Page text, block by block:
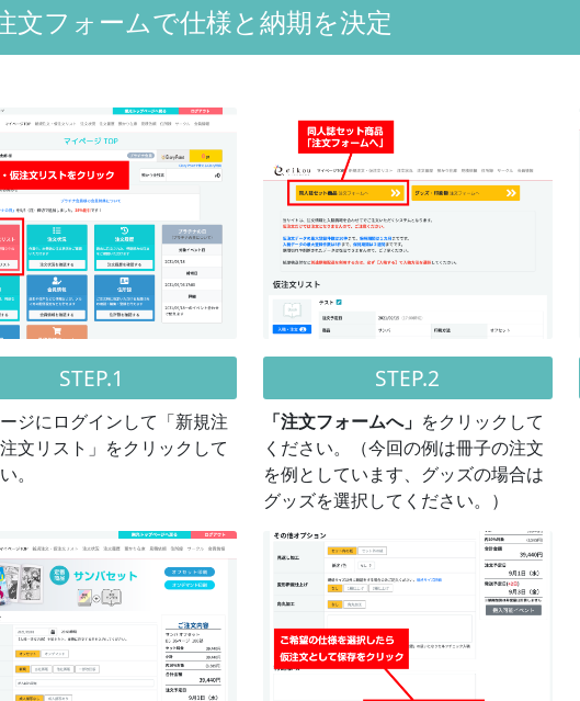
文フォームで仕様と納期を決定
STEP.1
ジにログインして「新規注
文リスト」をクリックして
。
STEP.2
「注文フォームへ」 をクリックして
ください。（今回の例は冊子の注文
を例としています、グッズの場合は
グッズを選択してください。）